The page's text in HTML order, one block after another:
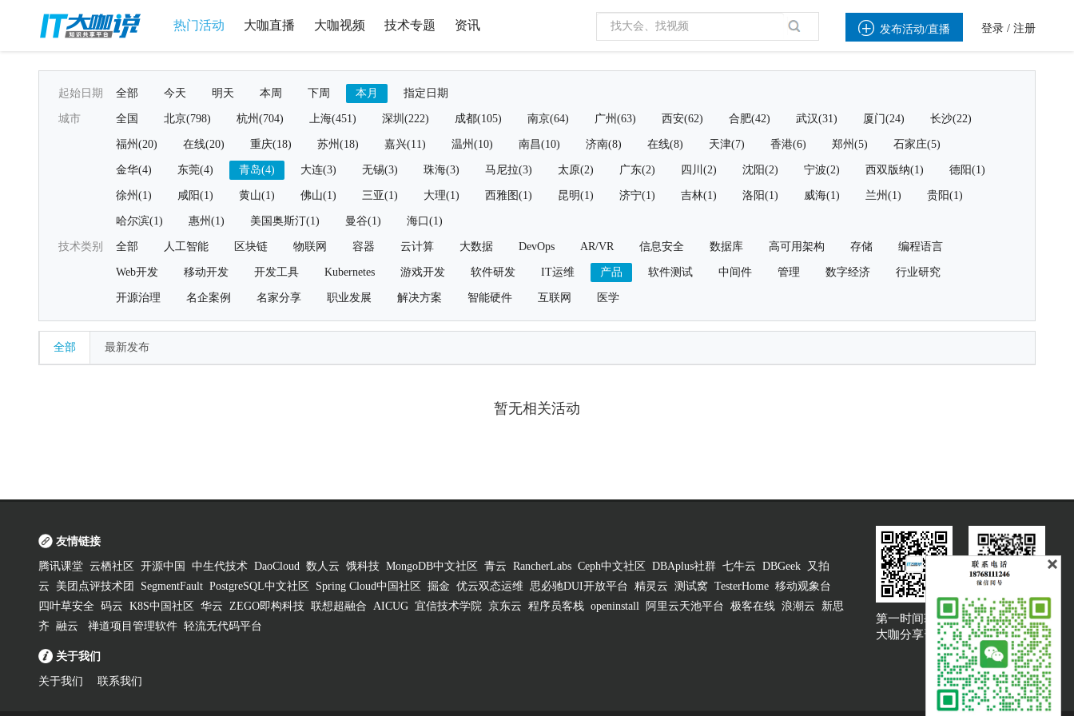
热门活动 大咖直播 大咖视频 技术专题 资讯  发布活动/直播 登录 / 注册
起始日期 全部 今天 明天 本周 下周 本月 指定日期
城市 全国 北京(798) 杭州(704) 上海(451) 深圳(222) 成都(105) 南京(64) 广州(63) 西安(62) 合肥(42) 武汉(31) 厦门(24) 长沙(22)
福州(20) 在线(20) 重庆(18) 苏州(18) 嘉兴(11) 温州(10) 南昌(10) 济南(8) 在线(8) 天津(7) 香港(6) 郑州(5) 石家庄(5)
金华(4) 东莞(4) 青岛(4) 大连(3) 无锡(3) 珠海(3) 马尼拉(3) 太原(2) 广东(2) 四川(2) 沈阳(2) 宁波(2) 西双版纳(1) 德阳(1)
徐州(1) 咸阳(1) 黄山(1) 佛山(1) 三亚(1) 大理(1) 西雅图(1) 昆明(1) 济宁(1) 吉林(1) 洛阳(1) 威海(1) 兰州(1) 贵阳(1)
哈尔滨(1) 惠州(1) 美国奥斯汀(1) 曼谷(1) 海口(1)
技术类别 全部 人工智能 区块链 物联网 容器 云计算 大数据 DevOps AR/VR 信息安全 数据库 高可用架构 存储 编程语言
Web开发 移动开发 开发工具 Kubernetes 游戏开发 软件研发 IT运维 产品 软件测试 中间件 管理 数字经济 行业研究
开源治理 名企案例 名家分享 职业发展 解决方案 智能硬件 互联网 医学
全部 最新发布
暂无相关活动
友情链接
腾讯课堂 云栖社区 开源中国 中生代技术 DaoCloud 数人云 饿科技 MongoDB中文社区 青云 RancherLabs Ceph中文社区 DBAplus社群 七牛云 DBGeek
又拍
云
美团点评技术团 SegmentFault PostgreSQL中文社区 Spring Cloud中国社区 掘金 优云双态运维 思必驰DUI开放平台 精灵云 测试窝 TesterHome 移动观象台
四叶草安全 码云 K8S中国社区 华云 ZEGO即构科技 联想超融合 AICUG 宜信技术学院 京东云 程序员客栈 openinstall 阿里云天池平台 极客在线 浪潮云
新思
齐 融云 禅道项目管理软件 轻流无代码平台
关于我们
关于我们 联系我们
第一时间获取
大咖分享资讯
大咖说吐槽客服